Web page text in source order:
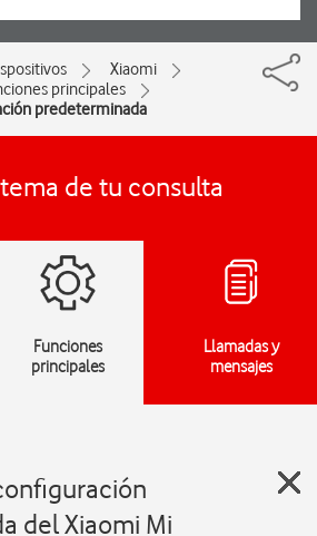
Xiaomi
principales
predeterminada
de tu consulta
Funciones
principales
Llamadas y
mensajes
del Xiaomi Mi